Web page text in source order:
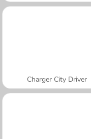
Charger City Driver